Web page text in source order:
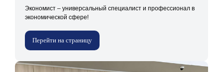
Экономист – универсальный специалист и профессионал в
экономической сфере!
Перейти на страницу